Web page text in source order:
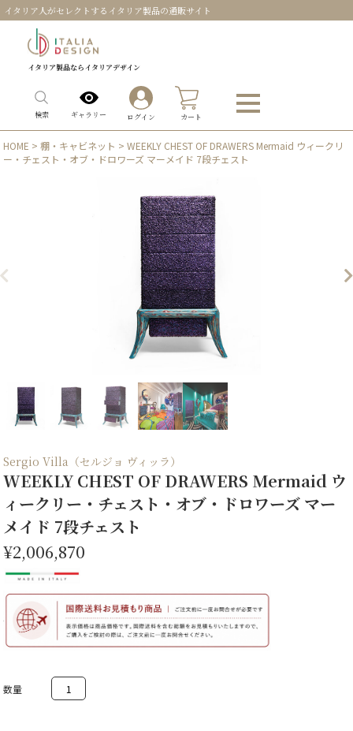
イタリア人がセレクトするイタリア製品の通販サイト
イタリア製品ならイタリアデザイン
検索 ギャラリー ログイン カート
HOME >棚・キャビネット > WEEKLY CHEST OF DRAWERS Mermaid ウィークリ
ー・チェスト・オブ・ドロワーズ マーメイド 7段チェスト
Sergio Villa（セルジョ ヴィッラ）
WEEKLY CHEST OF DRAWERS Mermaid ウ
ィークリー・チェスト・オブ・ドロワーズ マー
メイド 7段チェスト
¥2,006,870
WEEKLY
CHEST
OF